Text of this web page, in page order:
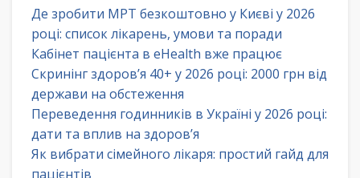
Де зробити МРТ безкоштовно у Києві у 2026
році: список лікарень, умови та поради
Кабінет пацієнта в eHealth вже працює
Скринінг здоров’я 40+ у 2026 році: 2000 грн від
держави на обстеження
Переведення годинників в Україні у 2026 році:
дати та вплив на здоров’я
Як вибрати сімейного лікаря: простий гайд для
пацієнтів